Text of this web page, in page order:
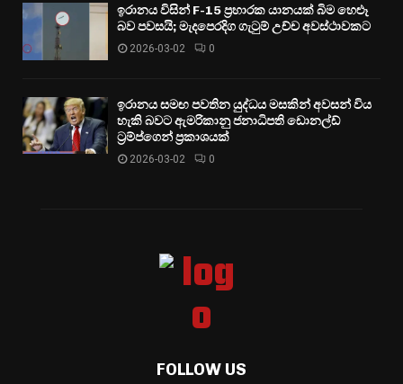
ඉරානය විසින් F-15 ප්‍රහාරක යානයක් බිම හෙළූ
බව පවසයි; මැදපෙරදිග ගැටුම් උච්ච අවස්ථාවකට
2026-03-02 0
ඉරානය සමඟ පවතින යුද්ධය මසකින් අවසන් විය
හැකි බවට ඇමරිකානු ජනාධිපති ඩොනල්ඩ්
ට්‍රම්ප්ගෙන් ප්‍රකාශයක්
2026-03-02 0
FOLLOW US